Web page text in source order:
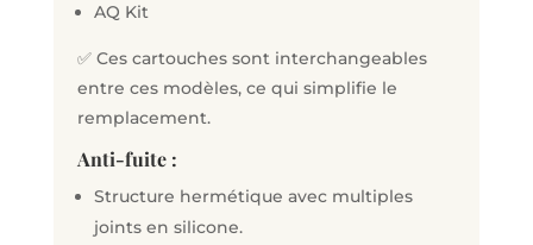
AQ Kit
✅Ces cartouches sont interchangeables
entre ces modèles, ce qui simplifie le
remplacement.
Anti-fuite :
Structure hermétique avec multiples
joints en silicone.